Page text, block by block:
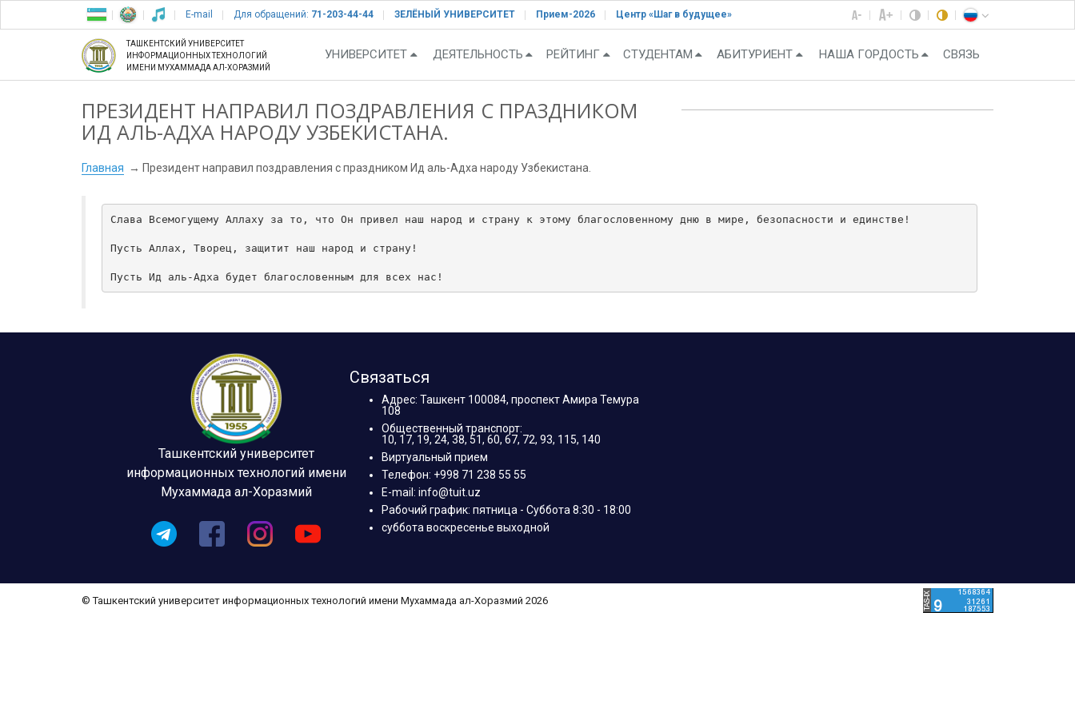
E-mail Для обращений: 71-203-44-44 ЗЕЛЁНЫЙ УНИВЕРСИТЕТ Прием-2026 Центр «Шаг в будущее»
ТАШКЕНТСКИЙ УНИВЕРСИТЕТ
ИНФОРМАЦИОННЫХ ТЕХНОЛОГИЙ
ИМЕНИ МУХАММАДА АЛ-ХОРАЗМИЙ
УНИВЕРСИТЕТ ДЕЯТЕЛЬНОСТЬ РЕЙТИНГ СТУДЕНТАМ АБИТУРИЕНТ НАША ГОРДОСТЬ СВЯЗЬ
ПРЕЗИДЕНТ НАПРАВИЛ ПОЗДРАВЛЕНИЯ С ПРАЗДНИКОМ
ИД АЛЬ-АДХА НАРОДУ УЗБЕКИСТАНА.
Главная Президент направил поздравления с праздником Ид аль-Адха народу Узбекистана.
Слава Всемогущему Аллаху за то, что Он привел наш народ и страну к этому благословенному дню в мире, безопасности и единстве!
Пусть Аллах, Творец, защитит наш народ и страну!
Пусть Ид аль-Адха будет благословенным для всех нас!
Ташкентский университет
информационных технологий имени
Мухаммада ал-Хоразмий
Связаться
Адрес: Ташкент 100084, проспект Амира Темура
108
Общественный транспорт:
10, 17, 19, 24, 38, 51, 60, 67, 72, 93, 115, 140
Виртуальный прием
Телефон: +998 71 238 55 55
E-mail: info@tuit.uz
Рабочий график: пятница - Суббота 8:30 - 18:00
суббота воскресенье выходной
© Ташкентский университет информационных технологий имени Мухаммада ал-Хоразмий 2026